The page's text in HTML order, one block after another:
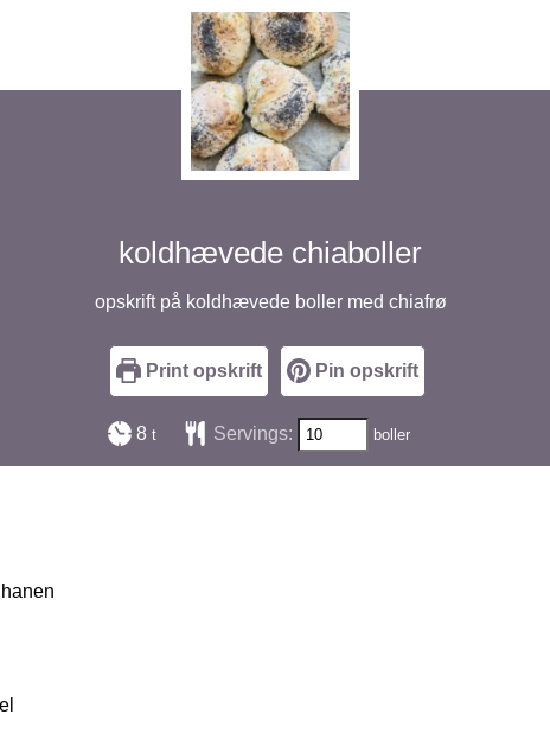
koldhævede chiaboller
opskrift på koldhævede boller med chiafrø
Print opskrift Pin opskrift
8timer
t Servings: boller